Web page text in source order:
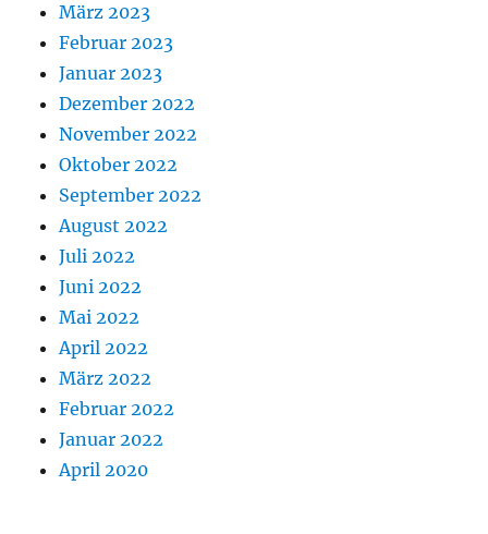
März 2023
Februar 2023
Januar 2023
Dezember 2022
November 2022
Oktober 2022
September 2022
August 2022
Juli 2022
Juni 2022
Mai 2022
April 2022
März 2022
Februar 2022
Januar 2022
April 2020